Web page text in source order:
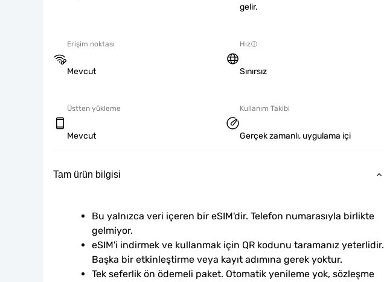
gelir.
Erişim noktası
Mevcut
Hız
Sınırsız
Üstten yükleme
Mevcut
Kullanım Takibi
Gerçek zamanlı, uygulama içi
Tam ürün bilgisi
Bu yalnızca veri içeren bir eSIM'dir. Telefon numarasıyla birlikte
gelmiyor.
eSIM'i indirmek ve kullanmak için QR kodunu taramanız yeterlidir.
Başka bir etkinleştirme veya kayıt adımına gerek yoktur.
Tek seferlik ön ödemeli paket. Otomatik yenileme yok, sözleşme